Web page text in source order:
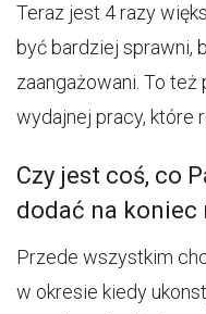
Teraz jest 4 razy
być bardziej sprawni,
zaangażowani. To
wydajnej pracy, które
Czy jest coś, co
dodać na koniec
Przede wszystkim
w okresie kiedy